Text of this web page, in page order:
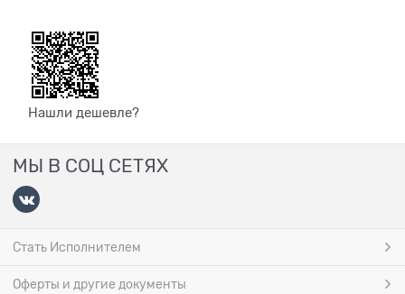
Нашли дешевле?
МЫ В СОЦ СЕТЯХ
Стать Исполнителем
Оферты и другие документы